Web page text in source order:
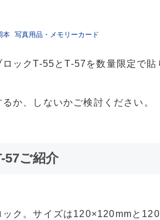
本 写真用品・メモリーカード
ックT-55とT-57を数量限定で貼
か、しないかご検討ください。
57ご紹介
ク。サイズは120×120mmと